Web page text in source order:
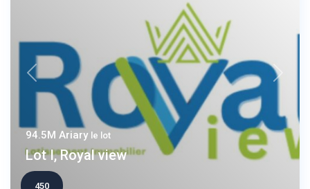
Previous Next
94.5M Ariary le lot
Lot I, Royal view
450